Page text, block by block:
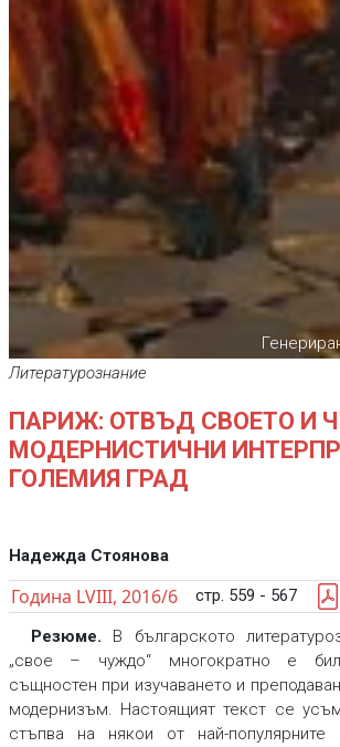
Литературознание
ПАРИЖ: ОТВЪД СВОЕТО И
МОДЕРНИСТИЧНИ
ГОЛЕМИЯ ГРАД
Надежда Стоянова
Година LVIII, 2016/6 стр. 559 - 567
Резюме. В българското
„свое – чуждо“ многократно е
същностен при изучаването и
модернизъм. Настоящият текст се
стъпва на някои от най-популярните